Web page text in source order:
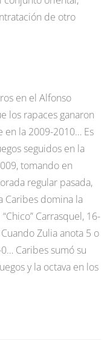
de otro
en el Alfonso
los rapaces ganaron
en la 2009-2010… Es
seguidos en la
tomando en
regular pasada,
domina la
Carrasquel, 16-
Zulia anota 5 o
Caribes sumó su
y la octava en los